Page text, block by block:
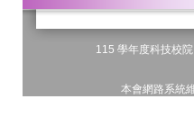
115 學年度科技校
本會網路系統